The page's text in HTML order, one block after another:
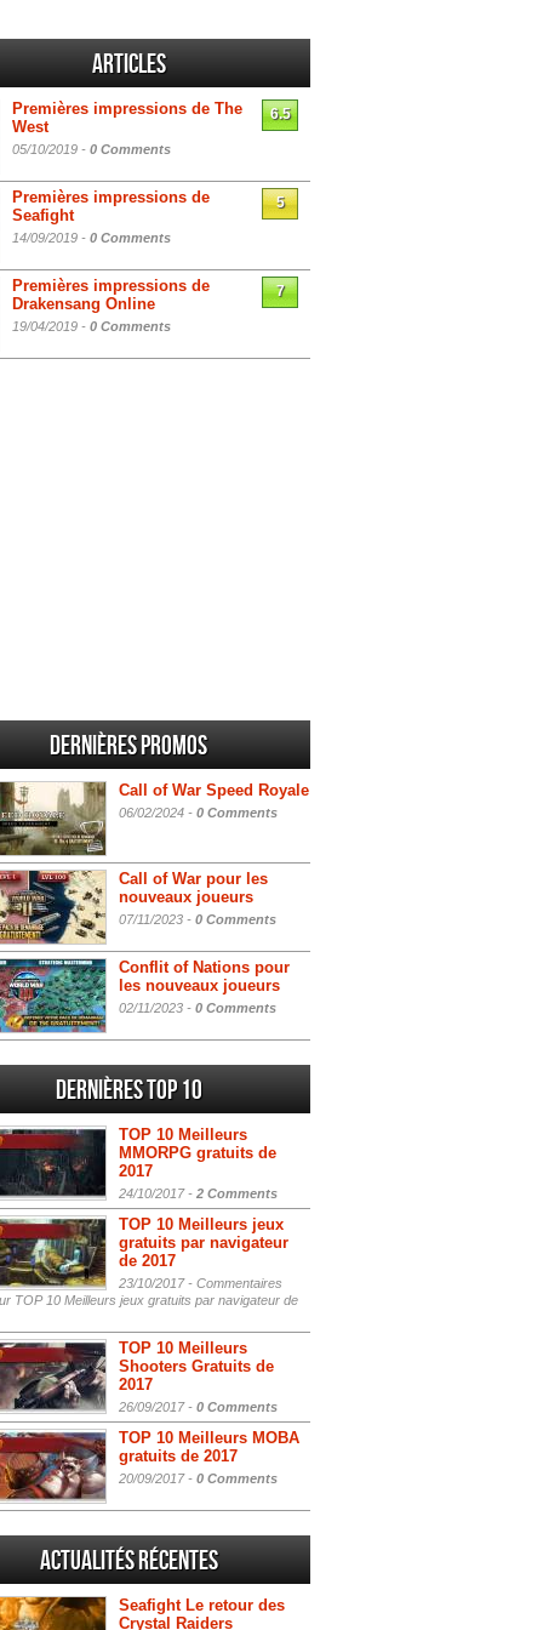
Articles
Premières impressions de The
West
05/10/2019 - 0 Comments
6.5
Premières impressions de
Seafight
14/09/2019 - 0 Comments
5
Premières impressions de
Drakensang Online
19/04/2019 - 0 Comments
7
Dernières promos
Call of War Speed Royale
06/02/2024 - 0 Comments
Call of War pour les
nouveaux joueurs
07/11/2023 - 0 Comments
Conflit of Nations pour
les nouveaux joueurs
02/11/2023 - 0 Comments
Dernières Top 10
TOP 10 Meilleurs
MMORPG gratuits de
2017
24/10/2017 - 2 Comments
TOP 10 Meilleurs jeux
gratuits par navigateur
de 2017
23/10/2017 - Commentaires
TOP 10 Meilleurs jeux gratuits par navigateur de
TOP 10 Meilleurs
Shooters Gratuits de
2017
26/09/2017 - 0 Comments
TOP 10 Meilleurs MOBA
gratuits de 2017
20/09/2017 - 0 Comments
Actualités Récentes
Seafight Le retour des
Crystal Raiders